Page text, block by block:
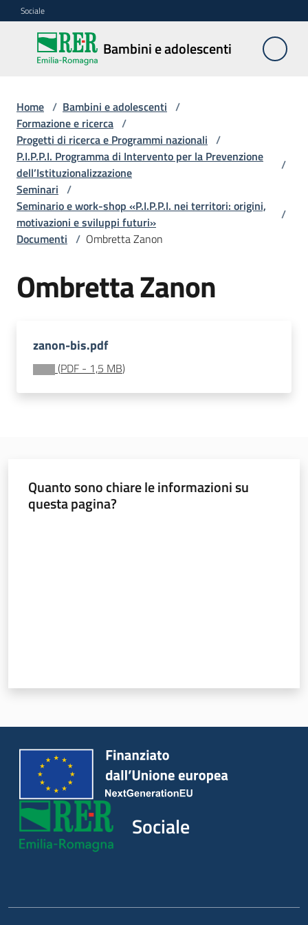
Vai al contenuto
Vai alla navigazione
Vai al footer
Sociale
Bambini e adolescenti
Bambini e
adolescenti
Accoglienza,
tutela
e
sostegno
Adolescenza
estivi
e
Formazione
ricerca
Nidi
Servizi
Leggi Atti Bandi
Piani Programmi
Home / Bambini e adolescenti /
Formazione e ricerca /
Progetti di ricerca e Programmi nazionali /
P.I.P.P.I. Programma di Intervento per la Prevenzione
dell’Istituzionalizzazione
/
Seminari /
Seminario e work-shop «P.I.P.P.I. nei territori: origini,
motivazioni e sviluppi futuri»
/
Documenti / Ombretta Zanon
Ombretta Zanon
zanon-bis.pdf
(PDF - 1,5 MB)
Quanto sono chiare le informazioni su
questa pagina?
Sociale